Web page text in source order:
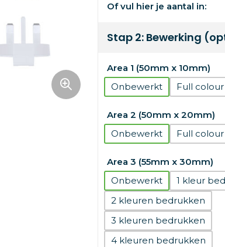
Of vul hier je aantal in:
Stap 2: Bewerking
Area 1 (50mm x 10mm)
Onbewerkt
Full colour
Area 2 (50mm x 20mm)
Onbewerkt
Full colour
Area 3 (55mm x 30mm)
Onbewerkt
1
2
3
4